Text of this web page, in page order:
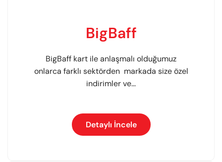
BigBaff
BigBaff kart ile anlaşmalı olduğumuz
onlarca farklı sektörden markada size özel
indirimler ve...
Detaylı İncele